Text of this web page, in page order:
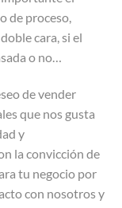
de proceso,
cara, si el
o no…
de vender
que nos gusta
y
la convicción de
tu negocio por
con nosotros y